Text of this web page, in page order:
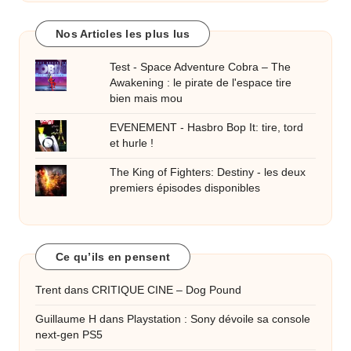
Nos Articles les plus lus
Test - Space Adventure Cobra – The
Awakening : le pirate de l'espace tire
bien mais mou
EVENEMENT - Hasbro Bop It: tire, tord
et hurle !
The King of Fighters: Destiny - les deux
premiers épisodes disponibles
Ce qu’ils en pensent
Trent dans CRITIQUE CINE – Dog Pound
Guillaume H dans Playstation : Sony dévoile sa console
next-gen PS5